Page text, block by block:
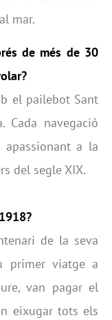
mar.
de més de 30
el pailebot Sant
Cada navegació
apassionant a la
del segle XIX.
de la seva
primer viatge a
van pagar el
eixugar tots els